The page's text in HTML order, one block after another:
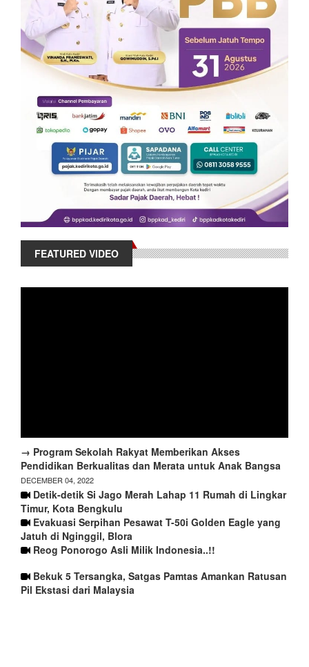
FEATURED VIDEO
→ Program Sekolah Rakyat Memberikan Akses
Pendidikan Berkualitas dan Merata untuk Anak Bangsa
DECEMBER 04, 2022
Detik-detik Si Jago Merah Lahap 11 Rumah di Lingkar
Timur, Kota Bengkulu
Evakuasi Serpihan Pesawat T-50i Golden Eagle yang
Jatuh di Nginggil, Blora
Reog Ponorogo Asli Milik Indonesia..!!
Bekuk 5 Tersangka, Satgas Pamtas Amankan Ratusan
Pil Ekstasi dari Malaysia